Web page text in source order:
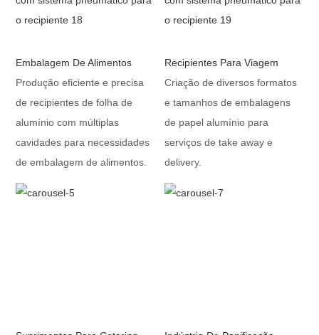
Embalagem De Alimentos
Produção eficiente e precisa
de recipientes de folha de
alumínio com múltiplas
cavidades para necessidades
de embalagem de alimentos.
Recipientes Para Viagem
Criação de diversos formatos
e tamanhos de embalagens
de papel alumínio para
serviços de take away e
delivery.